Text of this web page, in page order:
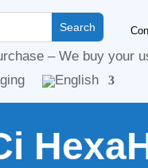
– We buy your